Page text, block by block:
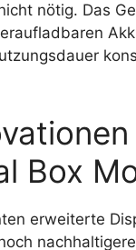
nötig. Das
Box
erweiterte